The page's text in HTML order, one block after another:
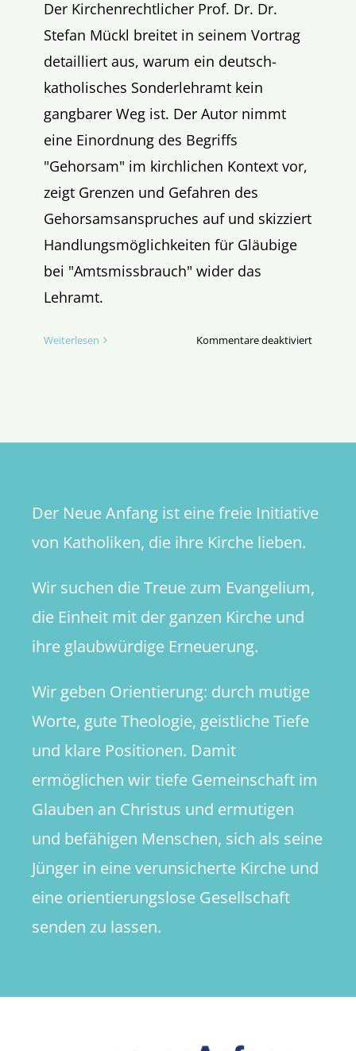
Der Kirchenrechtlicher Prof. Dr. Dr.
Stefan Mückl breitet in seinem Vortrag
detailliert aus, warum ein deutsch-
katholisches Sonderlehramt kein
gangbarer Weg ist. Der Autor nimmt
eine Einordnung des Begriffs
"Gehorsam" im kirchlichen Kontext vor,
zeigt Grenzen und Gefahren des
Gehorsamsanspruches auf und skizziert
Handlungsmöglichkeiten für Gläubige
bei "Amtsmissbrauch" wider das
Lehramt.
Weiterlesen Kommentare deaktiviertfür
Muss
Der Neue Anfang ist eine freie Initiative
von Katholiken, die ihre Kirche lieben.
Wir suchen die Treue zum Evangelium,
die Einheit mit der ganzen Kirche und
ihre glaubwürdige Erneuerung.
Wir geben Orientierung: durch mutige
Worte, gute Theologie, geistliche Tiefe
und klare Positionen. Damit
ermöglichen wir tiefe Gemeinschaft im
Glauben an Christus und ermutigen
und befähigen Menschen, sich als seine
Jünger in eine verunsicherte Kirche und
eine orientierungslose Gesellschaft
senden zu lassen.